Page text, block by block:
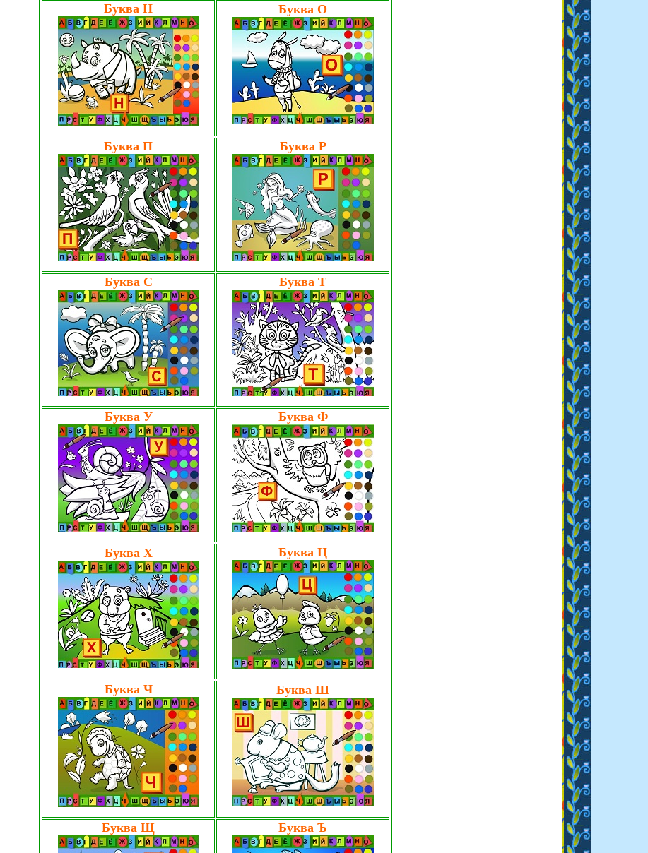
Буква Н Буква О
Буква П Буква Р
Буква С Буква Т
Буква У Буква Ф
Буква Х Буква Ц
Буква Ч Буква Ш
Буква Щ Буква Ъ